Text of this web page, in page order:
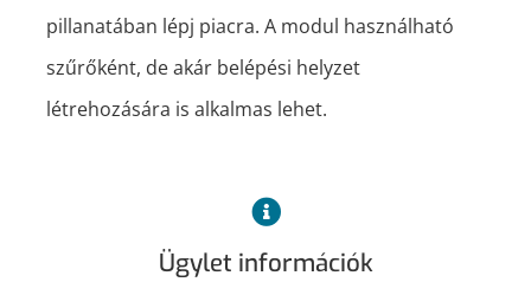
pillanatában lépj piacra. A modul használható
szűrőként, de akár belépési helyzet
létrehozására is alkalmas lehet.
Ügylet információk